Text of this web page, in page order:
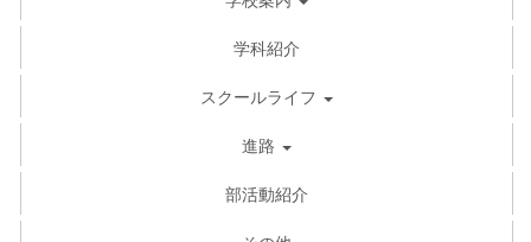
学科紹介
スクールライフ
進路
部活動紹介